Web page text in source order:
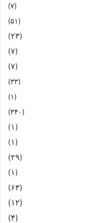
(۷)
(۵۱)
(۲۳)
(۷)
(۷)
(۳۳)
(۱)
(۳۴۰)
(۱)
(۱)
(۲۹)
(۱)
(۶۳)
(۱۲)
(۴)